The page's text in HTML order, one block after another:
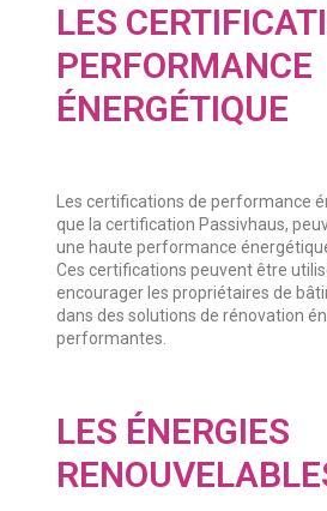
LES
PERFORMANCE
ÉNERGÉTIQUE
Les certifications de performance
que la certification Passivhaus,
une haute performance
Ces certifications peuvent être
encourager les propriétaires de
dans des solutions de rénovation
performantes.
LES ÉNERGIES